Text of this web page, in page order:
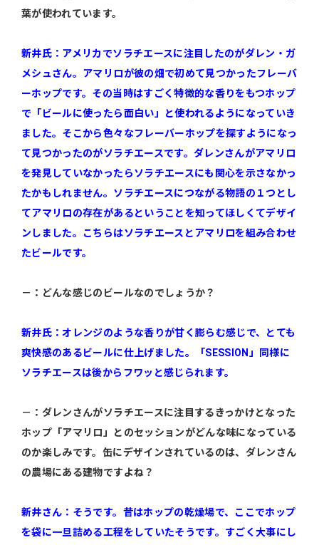
葉が使われています。
新井氏：アメリカでソラチエースに注目したのがダレン・ガ
メシュさん。アマリロが彼の畑で初めて見つかったフレーバ
ーホップです。その当時はすごく特徴的な香りをもつホップ
で「ビールに使ったら面白い」と使われるようになっていき
ました。そこから色々なフレーバーホップを探すようになっ
て見つかったのがソラチエースです。ダレンさんがアマリロ
を発見していなかったらソラチエースにも関心を示さなかっ
たかもしれません。ソラチエースにつながる物語の１つとし
てアマリロの存在があるということを知ってほしくてデザイ
ンしました。こちらはソラチエースとアマリロを組み合わせ
たビールです。
－：どんな感じのビールなのでしょうか？
新井氏：オレンジのような香りが甘く膨らむ感じで、とても
爽快感のあるビールに仕上げました。「SESSION」同様に
ソラチエースは後からフワッと感じられます。
－：ダレンさんがソラチエースに注目するきっかけとなった
ホップ「アマリロ」とのセッションがどんな味になっている
のか楽しみです。缶にデザインされているのは、ダレンさん
の農場にある建物ですよね？
新井さん：そうです。昔はホップの乾燥場で、ここでホップ
を袋に一旦詰める工程をしていたそうです。すごく大事にし